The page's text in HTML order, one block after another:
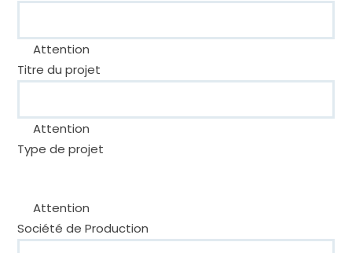
Attention
Titre du projet
Attention
Type de projet
Attention
Société de Production